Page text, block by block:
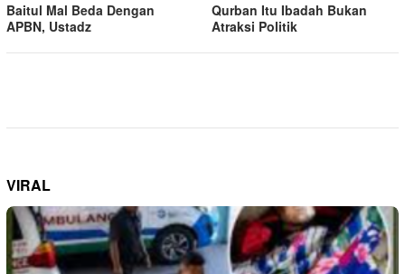
Baitul Mal Beda Dengan
APBN, Ustadz
Qurban Itu Ibadah Bukan
Atraksi Politik
VIRAL